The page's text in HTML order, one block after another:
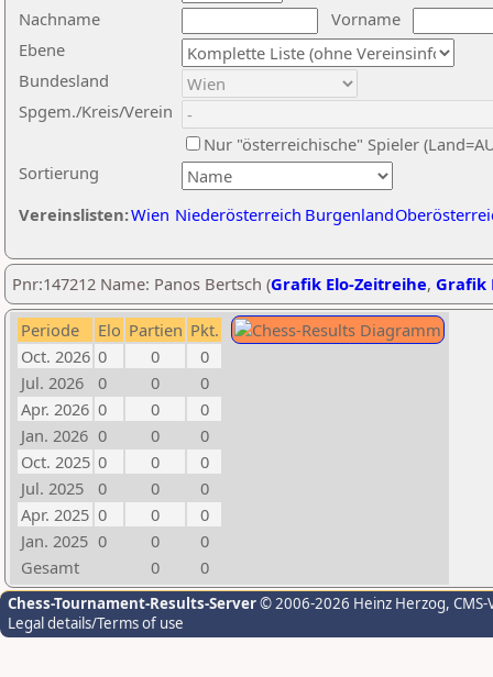
Nachname
Vorname
Ebene
Sortierung
Bundesland
Spgem./Kreis/Verein
Nur "österreichische" Spieler
Vereinslisten:Wien Niederösterreich Burgenland
Pnr:147212 Name: Panos Bertsch (Grafik Elo-Zeitreihe, Grafik
Periode Elo Partien Pkt.
Oct. 2026 0 0
0
Jul. 2026
0 0
0
Apr. 2026 0 0
0
Jan. 2026 0 0
0
Oct. 2025 0 0
0
Jul. 2025
0 0
0
Apr. 2025 0 0
0
Jan. 2025 0 0
0
Gesamt
0 0
Chess-Tournament-Results-Server© 2006-2026 Heinz Herzog,
Legal details/Terms of use